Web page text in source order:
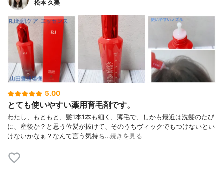
松本 久美
5.00
とても使いやすい薬用育毛剤です。
わたし、もともと、髪1本1本も細く、薄毛で、しかも最近は洗髪のたび
に、産後か？と思う位髪が抜けて、そのうちヴィックでもつけないとい
けないかなぁ？なんて言う気持ち…続きを見る